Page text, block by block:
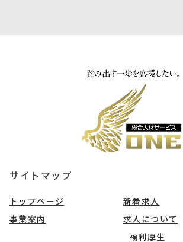
サイトマップ
トップページ
新着求人
事業案内
求人について
福利厚生